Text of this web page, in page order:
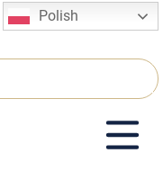
Polish